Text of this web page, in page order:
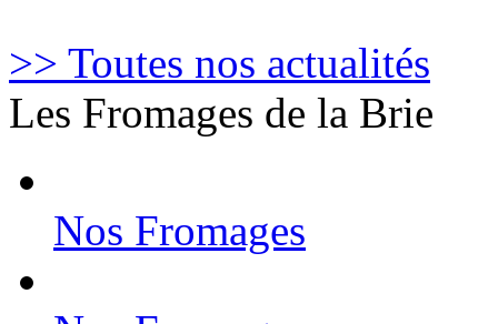
>> Toutes nos actualités
Les Fromages de la Brie
Nos Fromages